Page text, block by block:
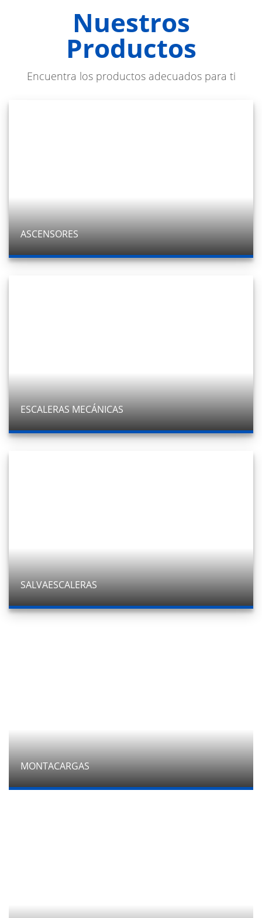
Nuestros
Productos
Encuentra los productos adecuados para ti
ASCENSORES
ESCALERAS MECÁNICAS
SALVAESCALERAS
MONTACARGAS